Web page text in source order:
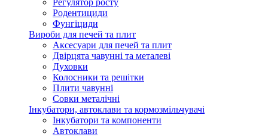
Регулятор росту
Родентициди
Фунгіциди
Вироби для печей та плит
Аксесуари для печей та плит
Двірцята чавунні та металеві
Духовки
Колосники та решітки
Плити чавунні
Совки металічні
Інкубатори, автоклави та кормозмільчувачі
Інкубатори та компоненти
Автоклави